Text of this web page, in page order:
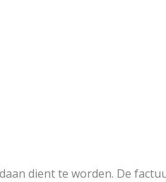
dient te worden. De